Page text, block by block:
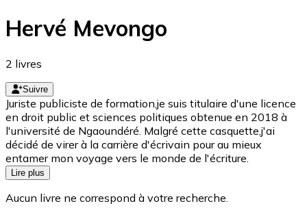
Hervé Mevongo
2 livres
Suivre
Juriste publiciste de formation,je suis titulaire d'une licence
en droit public et sciences politiques obtenue en 2018 à
l'université de Ngaoundéré. Malgré cette casquette,j'ai
décidé de virer à la carrière d'écrivain pour au mieux
entamer mon voyage vers le monde de l'écriture.
Lire plus
Aucun livre ne correspond à votre recherche.